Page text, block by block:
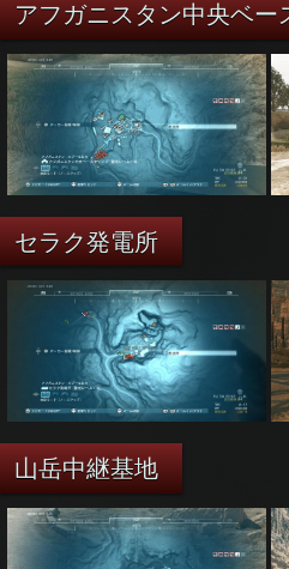
アフガニスタン中央ベー
セラク発電所
山岳中継基地